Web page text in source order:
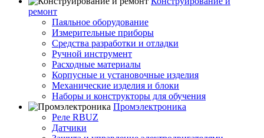
ремонт
Паяльное оборудование
Измерительные приборы
Средства разработки и отладки
Ручной инструмент
Расходные материалы
Корпусные и установочные изделия
Механические изделия и блоки
Наборы и конструкторы для обучения
Промэлектроника
Реле RBUZ
Датчики